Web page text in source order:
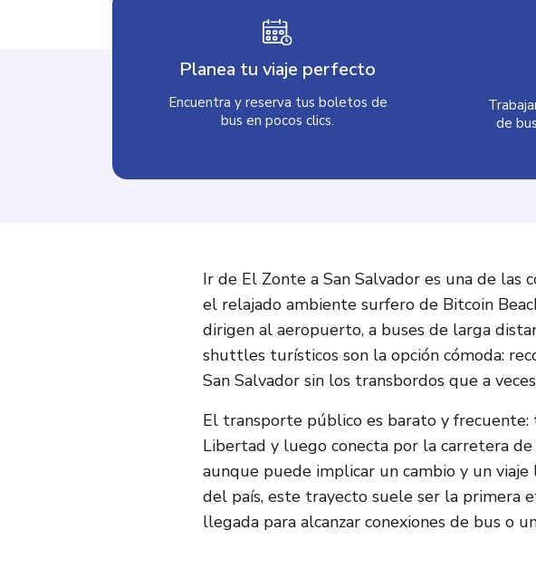
Planea tu viaje perfecto
Encuentra y reserva tus boletos de
bus en pocos clics.
de
Ir de El Zonte a San Salvador es una de las
el relajado ambiente surfero de Bitcoin
dirigen al aeropuerto, a buses de larga
shuttles turísticos son la opción cómoda:
San Salvador sin los transbordos que a
El transporte público es barato y
Libertad y luego conecta por la carretera de
aunque puede implicar un cambio y un
del país, este trayecto suele ser la primera
llegada para alcanzar conexiones de bus o